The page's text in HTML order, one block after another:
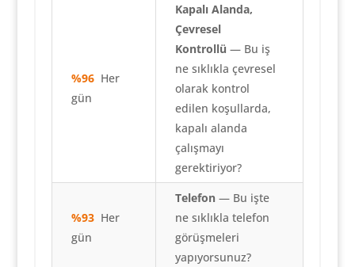
%96Her
gün
Kapalı Alanda,
Çevresel
Kontrollü — Bu iş
ne sıklıkla çevresel
olarak kontrol
edilen koşullarda,
kapalı alanda
çalışmayı
gerektiriyor?
%93Her
gün
Telefon — Bu işte
ne sıklıkla telefon
görüşmeleri
yapıyorsunuz?